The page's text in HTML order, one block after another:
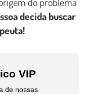
decida buscar
VIP
de nossas